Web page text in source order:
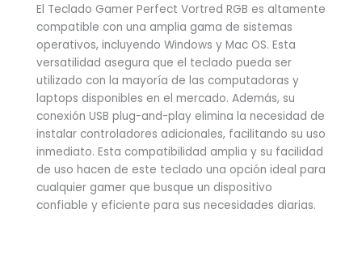
El Teclado Gamer Perfect Vortred RGB es altamente
compatible con una amplia gama de sistemas
operativos, incluyendo Windows y Mac OS. Esta
versatilidad asegura que el teclado pueda ser
utilizado con la mayoría de las computadoras y
laptops disponibles en el mercado. Además, su
conexión USB plug-and-play elimina la necesidad de
instalar controladores adicionales, facilitando su uso
inmediato. Esta compatibilidad amplia y su facilidad
de uso hacen de este teclado una opción ideal para
cualquier gamer que busque un dispositivo
confiable y eficiente para sus necesidades diarias.